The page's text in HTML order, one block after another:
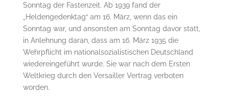
Sonntag der Fastenzeit. Ab 1939 fand der
„Heldengedenktag“ am 16. März, wenn das ein
Sonntag war, und ansonsten am Sonntag davor statt,
in Anlehnung daran, dass am 16. März 1935 die
Wehrpflicht im nationalsozialistischen Deutschland
wiedereingeführt wurde. Sie war nach dem Ersten
Weltkrieg durch den Versailler Vertrag verboten
worden.